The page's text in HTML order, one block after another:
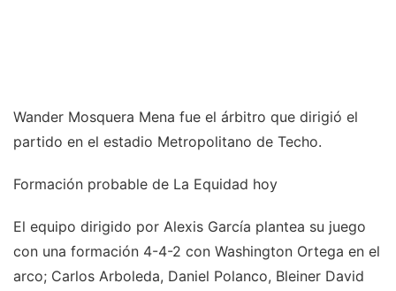
Wander Mosquera Mena fue el árbitro que dirigió el
partido en el estadio Metropolitano de Techo.
Formación probable de La Equidad hoy
El equipo dirigido por Alexis García plantea su juego
con una formación 4-4-2 con Washington Ortega en el
arco; Carlos Arboleda, Daniel Polanco, Bleiner David